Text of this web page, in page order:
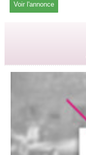
Voir l'annonce